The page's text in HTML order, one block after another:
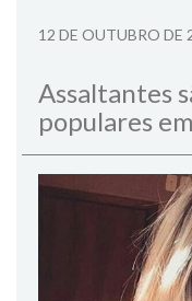
12 DE OUTUBRO DE
Assaltantes
populares